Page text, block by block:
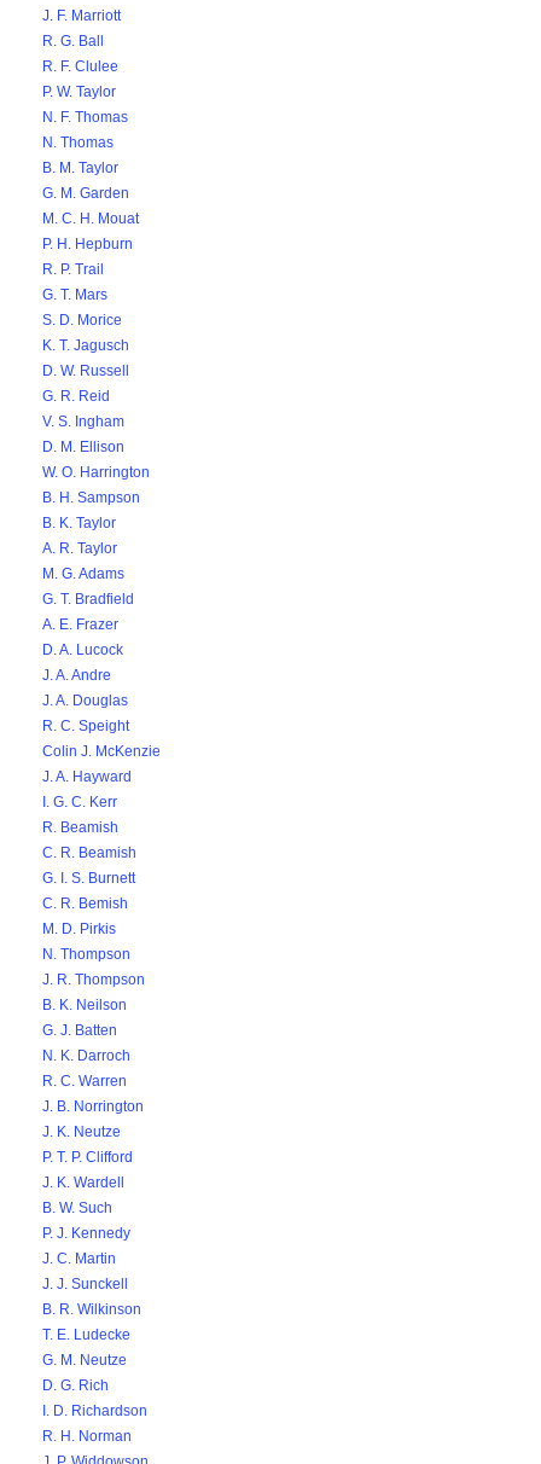
J. F. Marriott
R. G. Ball
R. F. Clulee
P. W. Taylor
N. F. Thomas
N. Thomas
B. M. Taylor
G. M. Garden
M. C. H. Mouat
P. H. Hepburn
R. P. Trail
G. T. Mars
S. D. Morice
K. T. Jagusch
D. W. Russell
G. R. Reid
V. S. Ingham
D. M. Ellison
W. O. Harrington
B. H. Sampson
B. K. Taylor
A. R. Taylor
M. G. Adams
G. T. Bradfield
A. E. Frazer
D. A. Lucock
J. A. Andre
J. A. Douglas
R. C. Speight
Colin J. McKenzie
J. A. Hayward
I. G. C. Kerr
R. Beamish
C. R. Beamish
G. I. S. Burnett
C. R. Bemish
M. D. Pirkis
N. Thompson
J. R. Thompson
B. K. Neilson
G. J. Batten
N. K. Darroch
R. C. Warren
J. B. Norrington
J. K. Neutze
P. T. P. Clifford
J. K. Wardell
B. W. Such
P. J. Kennedy
J. C. Martin
J. J. Sunckell
B. R. Wilkinson
T. E. Ludecke
G. M. Neutze
D. G. Rich
I. D. Richardson
R. H. Norman